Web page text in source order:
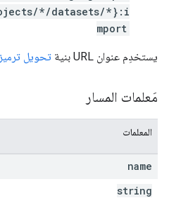
*/datasets/*}:i
mport
يستخدِم عنوان URL بنية تحويل ترميز gRPC
مَعلمات المسار
المعلمات
name
string